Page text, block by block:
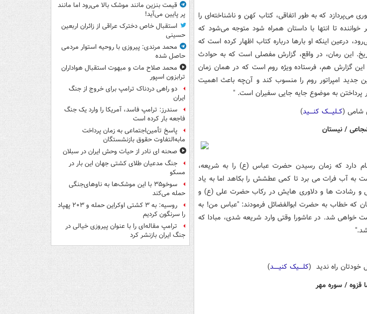
می‌پردازد که به طور اتفاقی، کتاب کهن و ناشناخته‌ای را
تا انتها با داستان همراه شود متوجه می‌شود که
درعین اینکه او بارها درباره کتاب اظهار کرده است که
این رمان، در واقع، گزارش مفصلی است که به حوادث
این گزارش هم، فرستاده ویژه روم است که در همان زمان
جدید امپراتور روم را منسوب کند و آن‌چه باعث اهمیت
به موضوع جایه جایی سفیران است. "
شامی (کــلیــــک کنــــید)
دارد که زمان رسیدن حضرت عباس (ع) را به شریعه،
به آب فرات می برد تا کمی عطشش را بکاهد اما به یاد
و رشادت ها و دلاوری هایش در رکاب حضرت علی (ع) و
که خطاب به حضرت ابوالفضائل فرمودند: "عباس من! به
شد. در عاشورا وقتی وارد شریعه شدی، مبادا که
خودتان راه ندید (کلــــیک کنیـــــد)
قیمت بنزین مانند موشک بالا می‌رود اما مانند
پر پایین می‌آید!
استقبال خاص دخترک عراقی از زائران اربعین
حسینی
محمد مرندی: پیروزی با روحیه استوار مردمی
حاصل شده
محمد صلاح مات و مبهوت استقبال هواداران
ترابزون اسپور
دو راهی دردناک ترامپ برای خروج از جنگ
ایران
سندرز: ترامپ فاسد، آمریکا را وارد یک جنگ
فاجعه بار کرده است
پاسخ تأمین‌اجتماعی به زمان پرداخت
مابه‌التفاوت حقوق بازنشستگان
صحنه ای نادر از حیات وحش ایران در سبلان
جنگ مدعیان طلای کشتی جهان این بار در
مسکو
سوخو۳۵ با این موشک‌ها به ناوهای‌جنگی
حمله می‌کند
روسیه: به ۳ کشتی اوکراین حمله و ۲۰۳ پهپاد
را سرنگون کردیم
ترامپ مقاله‌ای را با عنوان پیروزی خیالی در
جنگ ایران بازنشر کرد